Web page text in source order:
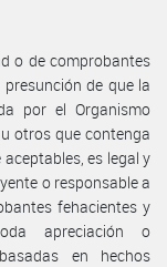
o de comprobantes
de que la
por el Organismo
otros que contenga
es legal y
o responsable a
fehacientes y
apreciación o
en hechos